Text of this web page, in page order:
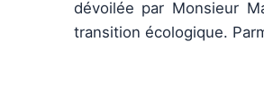
dévoilée par Monsieur
transition écologique.